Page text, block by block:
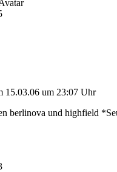
15.03.06 um 23:07 Uhr
berlinova und highfield